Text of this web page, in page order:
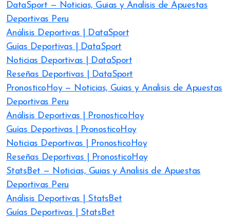
DataSport — Noticias, Guias y Analisis de Apuestas
Deportivas Peru
Análisis Deportivas | DataSport
Guías Deportivas | DataSport
Noticias Deportivas | DataSport
Reseñas Deportivas | DataSport
PronosticoHoy — Noticias, Guias y Analisis de Apuestas
Deportivas Peru
Análisis Deportivas | PronosticoHoy
Guías Deportivas | PronosticoHoy
Noticias Deportivas | PronosticoHoy
Reseñas Deportivas | PronosticoHoy
StatsBet — Noticias, Guias y Analisis de Apuestas
Deportivas Peru
Análisis Deportivas | StatsBet
Guías Deportivas | StatsBet